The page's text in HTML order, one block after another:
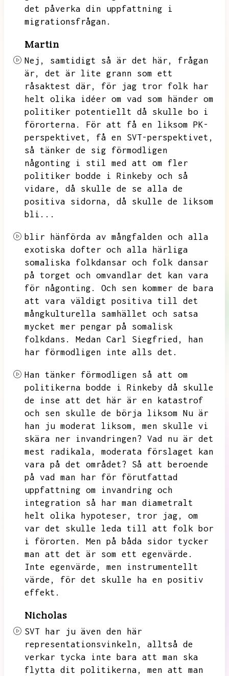
det påverka din uppfattning i
migrationsfrågan.
Martin
Nej, samtidigt så är det här,
frågan
är,
det är lite grann som ett
råsaktest där,
för jag tror folk har
helt olika idéer om vad som händer om
politiker potentiellt då skulle bo i
förorterna.
För att få en liksom PK-
perspektivet,
få en SVT-perspektivet,
så tänker de sig förmodligen
någonting i stil med att om fler
politiker bodde i Rinkeby och så
vidare,
då skulle de se alla de
positiva sidorna,
då skulle de liksom
bli...
blir hänförda av mångfalden och alla
exotiska dofter och alla härliga
somaliska folkdansar och folk dansar
på torget och omvandlar det kan vara
för någonting.
Och sen kommer de bara
att vara väldigt positiva till det
mångkulturella samhället och satsa
mycket mer pengar på somalisk
folkdans.
Medan Carl Siegfried,
han
har förmodligen inte alls det.
Han tänker förmodligen så att om
politikerna bodde i Rinkeby då skulle
de inse att det här är en katastrof
och sen skulle de börja liksom Nu är
han ju moderat liksom,
men skulle vi
skära ner invandringen? Vad nu är det
mest radikala,
moderata förslaget kan
vara på det området?
Så att beroende
på vad man har för förutfattad
uppfattning om invandring och
integration så har man diametralt
helt olika hypoteser,
tror jag,
om
var det skulle leda till att folk bor
i förorten.
Men på båda sidor tycker
man att det är som ett egenvärde.
Inte egenvärde,
men instrumentellt
värde,
för det skulle ha en positiv
effekt.
Nicholas
SVT har ju även den här
representationsvinkeln,
alltså de
verkar tycka inte bara att man ska
flytta dit politikerna,
men att man